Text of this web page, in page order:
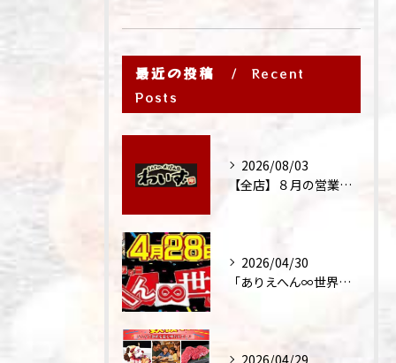
最近の投稿
Recent
Posts
2026/08/03
【全店】８月の営業時間・ランチ営業につきまして
2026/04/30
「ありえへん∞世界」テレビ出演‼
2026/04/29